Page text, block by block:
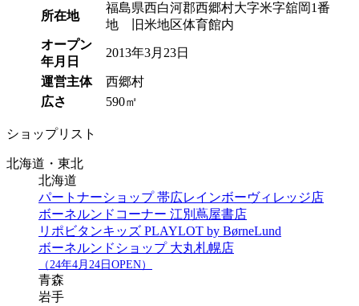
所在地
福島県西白河郡西郷村大字米字舘岡1番
地 旧米地区体育館内
オープン
年月日
2013年3月23日
運営主体
西郷村
広さ
590㎡
ショップリスト
北海道・東北
北海道
パートナーショップ 帯広レインボーヴィレッジ店
ボーネルンドコーナー 江別蔦屋書店
リポビタンキッズ PLAYLOT by BørneLund
ボーネルンドショップ 大丸札幌店
（24年4月24日OPEN）
青森
岩手